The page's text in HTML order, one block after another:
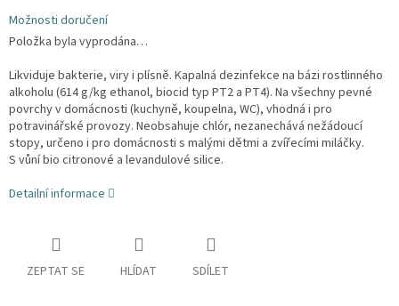
Měrná
cena:
Možnosti doručení
Položka byla vyprodána…
Likviduje bakterie, viry i plísně. Kapalná dezinfekce na bázi rostlinného
alkoholu (614 g/kg ethanol, biocid typ PT2 a PT4). Na všechny pevné
povrchy v domácnosti (kuchyně, koupelna, WC), vhodná i pro
potravinářské provozy. Neobsahuje chlór, nezanechává nežádoucí
stopy, určeno i pro domácnosti s malými dětmi a zvířecími miláčky.
S vůní bio citronové a levandulové silice.
Detailní informace
ZEPTAT SE HLÍDAT SDÍLET